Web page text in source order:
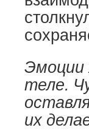
Эмоции
теле.
их